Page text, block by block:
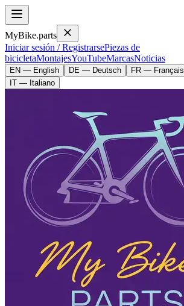
MyBike.parts
Iniciar sesión / RegistrarsePiezas de
bicicletaMontajesYouTubeMarcasNoticias
EN — English DE — Deutsch FR — Français
IT — Italiano